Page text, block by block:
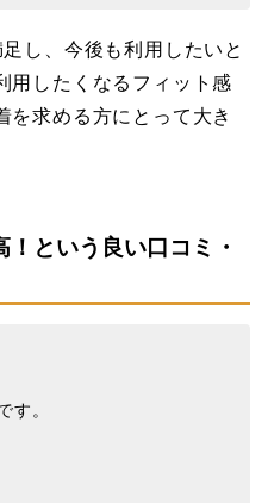
し、今後も利用したいと
用したくなるフィット感
を求める方にとって大き
という良い口コミ・
す。